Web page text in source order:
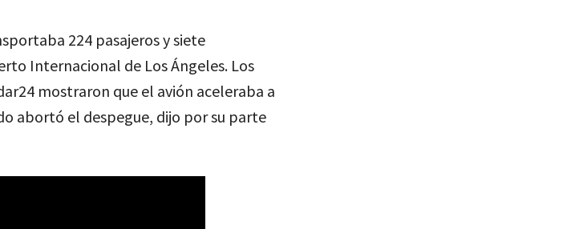
224 pasajeros y siete
Internacional de Los Ángeles. Los
mostraron que el avión aceleraba a
abortó el despegue, dijo por su parte